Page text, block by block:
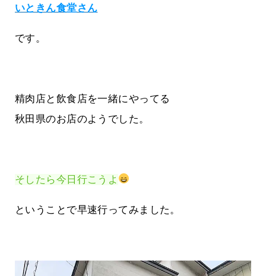
いときん食堂さん
です。
精肉店と飲食店を一緒にやってる
秋田県のお店のようでした。
そしたら今日行こうよ
ということで早速行ってみました。